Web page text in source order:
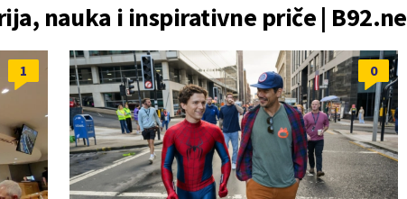
nauka i inspirativne priče |
1 0